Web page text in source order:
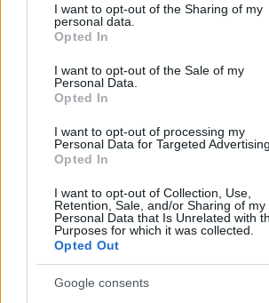
not limited to your visit or usage behaviour.
grant or deny consent to Google and its
use your data for below specified purposes
consent section.
I want to opt-out of the Sharing of my
personal data.
Opted In
I want to opt-out of the Sale of my
Personal Data.
Opted In
I want to opt-out of processing my
Personal Data for Targeted Advertising.
Opted In
I want to opt-out of Collection, Use,
Retention, Sale, and/or Sharing of my
Personal Data that Is Unrelated with
Purposes for which it was collected.
Opted Out
Google consents
Σχόλια
Φωτιά στον Κουβαρά
Αττικής: Μήνυμα του 112
για εκκένωση του Αγίου
Στυλιανού προς Καλύβια –
Διακοπή κυκλοφορίας στη
Λεωφόρο Λαυρίου
Η
ο